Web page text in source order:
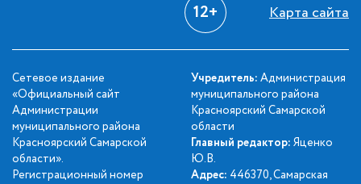
12+ Карта сайта
Сетевое издание
«Официальный сайт
Администрации
муниципального района
Красноярский Самарской
области».
Регистрационный номер
Учредитель: Администрация
муниципального района
Красноярский Самарской
области
Главный редактор: Яценко
Ю.В.
Адрес: 446370, Самарская